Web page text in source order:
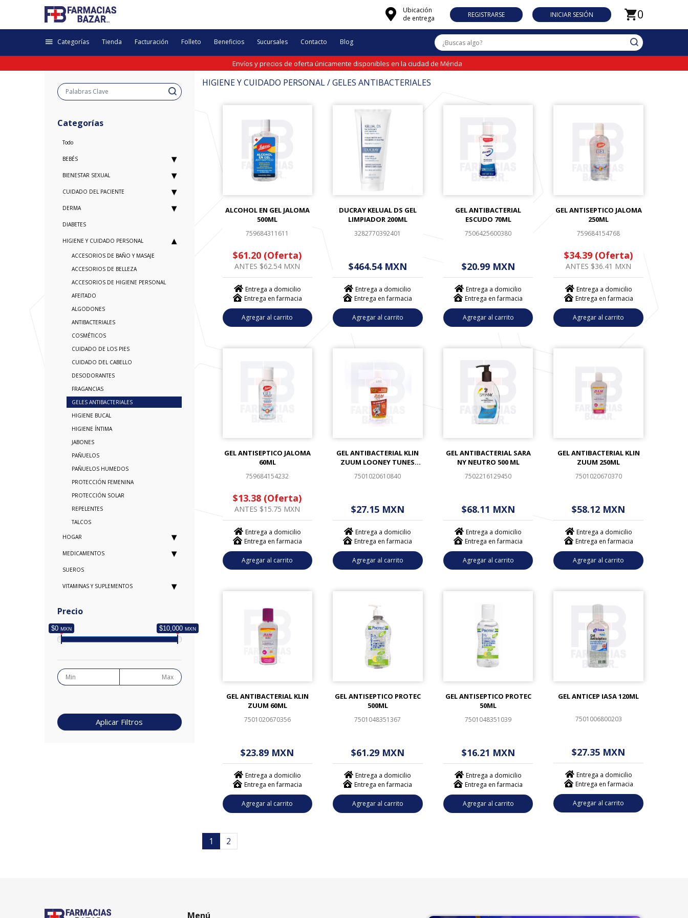
Ubicación
de entrega
REGISTRARSE INICIAR SESIÓN 0
Categorías Tienda Facturación Folleto Beneficios Sucursales Contacto Blog
Envíos y precios de oferta únicamente disponibles en la ciudad de Mérida
Categorías
Todo
BEBÉS
BIENESTAR SEXUAL
CUIDADO DEL PACIENTE
DERMA
DIABETES
HIGIENE Y CUIDADO PERSONAL
ACCESORIOS DE BAÑO Y MASAJE
ACCESORIOS DE BELLEZA
ACCESORIOS DE HIGIENE PERSONAL
AFEITADO
ALGODONES
ANTIBACTERIALES
COSMÉTICOS
CUIDADO DE LOS PIES
CUIDADO DEL CABELLO
DESODORANTES
FRAGANCIAS
GELES ANTIBACTERIALES
HIGIENE BUCAL
HIGIENE ÍNTIMA
JABONES
PAÑUELOS
PAÑUELOS HUMEDOS
PROTECCIÓN FEMENINA
PROTECCIÓN SOLAR
REPELENTES
TALCOS
HOGAR
MEDICAMENTOS
SUEROS
VITAMINAS Y SUPLEMENTOS
Precio
$0 MXN $10,000 MXN
Aplicar Filtros
HIGIENE Y CUIDADO PERSONAL / GELES ANTIBACTERIALES
ALCOHOL EN GEL JALOMA
500ML
759684311611
$61.20 (Oferta)
ANTES $62.54 MXN
Entrega a domicilio
Entrega en farmacia
Agregar al carrito
DUCRAY KELUAL DS GEL
LIMPIADOR 200ML
3282770392401
$464.54 MXN
Entrega a domicilio
Entrega en farmacia
Agregar al carrito
GEL ANTIBACTERIAL
ESCUDO 70ML
7506425600380
$20.99 MXN
Entrega a domicilio
Entrega en farmacia
Agregar al carrito
GEL ANTISEPTICO JALOMA
250ML
759684154768
$34.39 (Oferta)
ANTES $36.41 MXN
Entrega a domicilio
Entrega en farmacia
Agregar al carrito
GEL ANTISEPTICO JALOMA
60ML
759684154232
$13.38 (Oferta)
ANTES $15.75 MXN
Entrega a domicilio
Entrega en farmacia
Agregar al carrito
GEL ANTIBACTERIAL KLIN
ZUUM LOONEY TUNES
7501020610840
$27.15 MXN
Entrega a domicilio
Entrega en farmacia
Agregar al carrito
GEL ANTIBACTERIAL SARA
NY NEUTRO 500 ML
7502216129450
$68.11 MXN
Entrega a domicilio
Entrega en farmacia
Agregar al carrito
GEL ANTIBACTERIAL KLIN
ZUUM 250ML
7501020670370
$58.12 MXN
Entrega a domicilio
Entrega en farmacia
Agregar al carrito
GEL ANTIBACTERIAL KLIN
ZUUM 60ML
7501020670356
$23.89 MXN
Entrega a domicilio
Entrega en farmacia
Agregar al carrito
GEL ANTISEPTICO PROTEC
500ML
7501048351367
$61.29 MXN
Entrega a domicilio
Entrega en farmacia
Agregar al carrito
GEL ANTISEPTICO PROTEC
50ML
7501048351039
$16.21 MXN
Entrega a domicilio
Entrega en farmacia
Agregar al carrito
GEL ANTICEP IASA 120ML
7501006800203
$27.35 MXN
Entrega a domicilio
Entrega en farmacia
Agregar al carrito
1 2
Menú